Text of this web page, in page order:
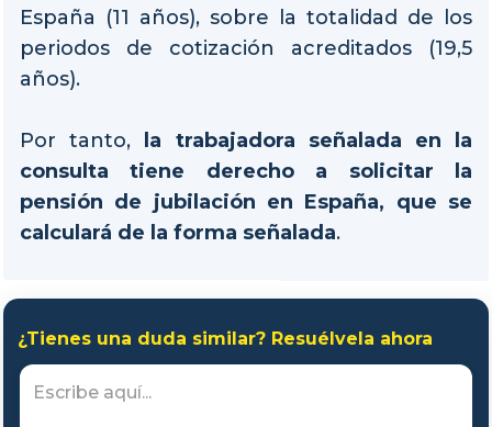
España (11 años), sobre la totalidad de los
periodos de cotización acreditados (19,5
años).
Por tanto,
la trabajadora señalada en la
consulta tiene derecho a solicitar la
pensión de jubilación en España, que se
calculará de la forma señalada.
¿Tienes una duda similar? Resuélvela ahora